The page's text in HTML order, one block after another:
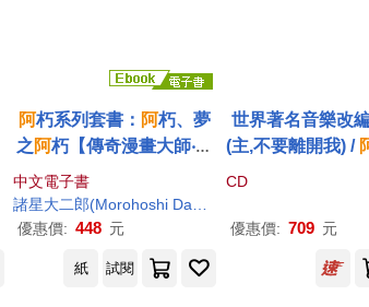
阿朽系列套書： 阿朽、夢
之阿朽【傳奇漫畫大師‧諸
星大二郎最新黑色幽默怪
談作品】 (電子書)
中文電子書
優惠價: 448 元
世界著名音樂改
(主,不要離開我) /
男高音 / 尚-費利克
Alagna)
CD
優惠價: 709 元
紙 試閱